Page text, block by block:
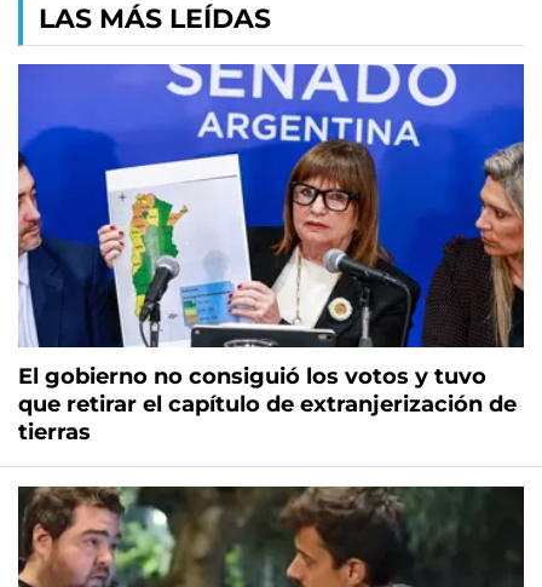
LAS MÁS LEÍDAS
El gobierno no consiguió los votos y tuvo
que retirar el capítulo de extranjerización de
tierras